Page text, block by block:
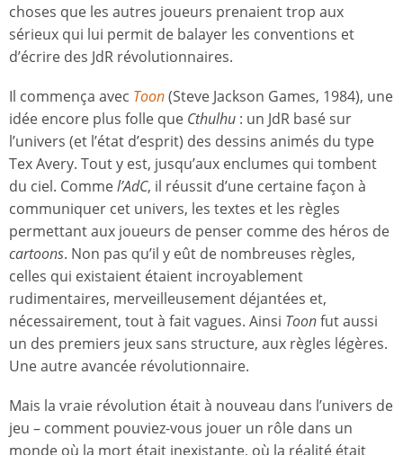
choses que les autres joueurs prenaient trop aux
sérieux qui lui permit de balayer les conventions et
d’écrire des JdR révolutionnaires.
Il commença avec Toon(Steve Jackson Games, 1984), une
idée encore plus folle que Cthulhu : un JdR basé sur
l’univers (et l’état d’esprit) des dessins animés du type
Tex Avery. Tout y est, jusqu’aux enclumes qui tombent
du ciel. Commel’AdC, il réussit d’une certaine façon à
communiquer cet univers, les textes et les règles
permettant aux joueurs de penser comme des héros de
cartoons. Non pas qu’il y eût de nombreuses règles,
celles qui existaient étaient incroyablement
rudimentaires, merveilleusement déjantées et,
nécessairement, tout à fait vagues. Ainsi Toonfut aussi
un des premiers jeux sans structure, aux règles légères.
Une autre avancée révolutionnaire.
Mais la vraie révolution était à nouveau dans l’univers de
jeu – comment pouviez-vous jouer un rôle dans un
monde où la mort était inexistante, où la réalité était